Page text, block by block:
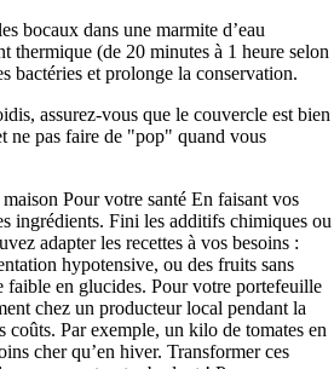
bocaux dans une marmite d’eau
thermique (de 20 minutes à 1 heure selon
bactéries et prolonge la conservation.
assurez-vous que le couvercle est bien
ne pas faire de "pop" quand vous
Pour votre santé En faisant vos
ingrédients. Fini les additifs chimiques ou
adapter les recettes à vos besoins :
hypotensive, ou des fruits sans
faible en glucides. Pour votre portefeuille
chez un producteur local pendant la
coûts. Par exemple, un kilo de tomates en
cher qu’en hiver. Transformer ces